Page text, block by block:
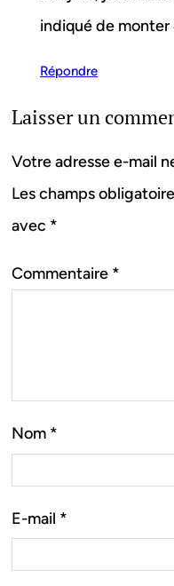
indiqué de monter
Répondre
Laisser un
Votre adresse e-mail
Les champs
avec *
Commentaire *
Nom *
E-mail *